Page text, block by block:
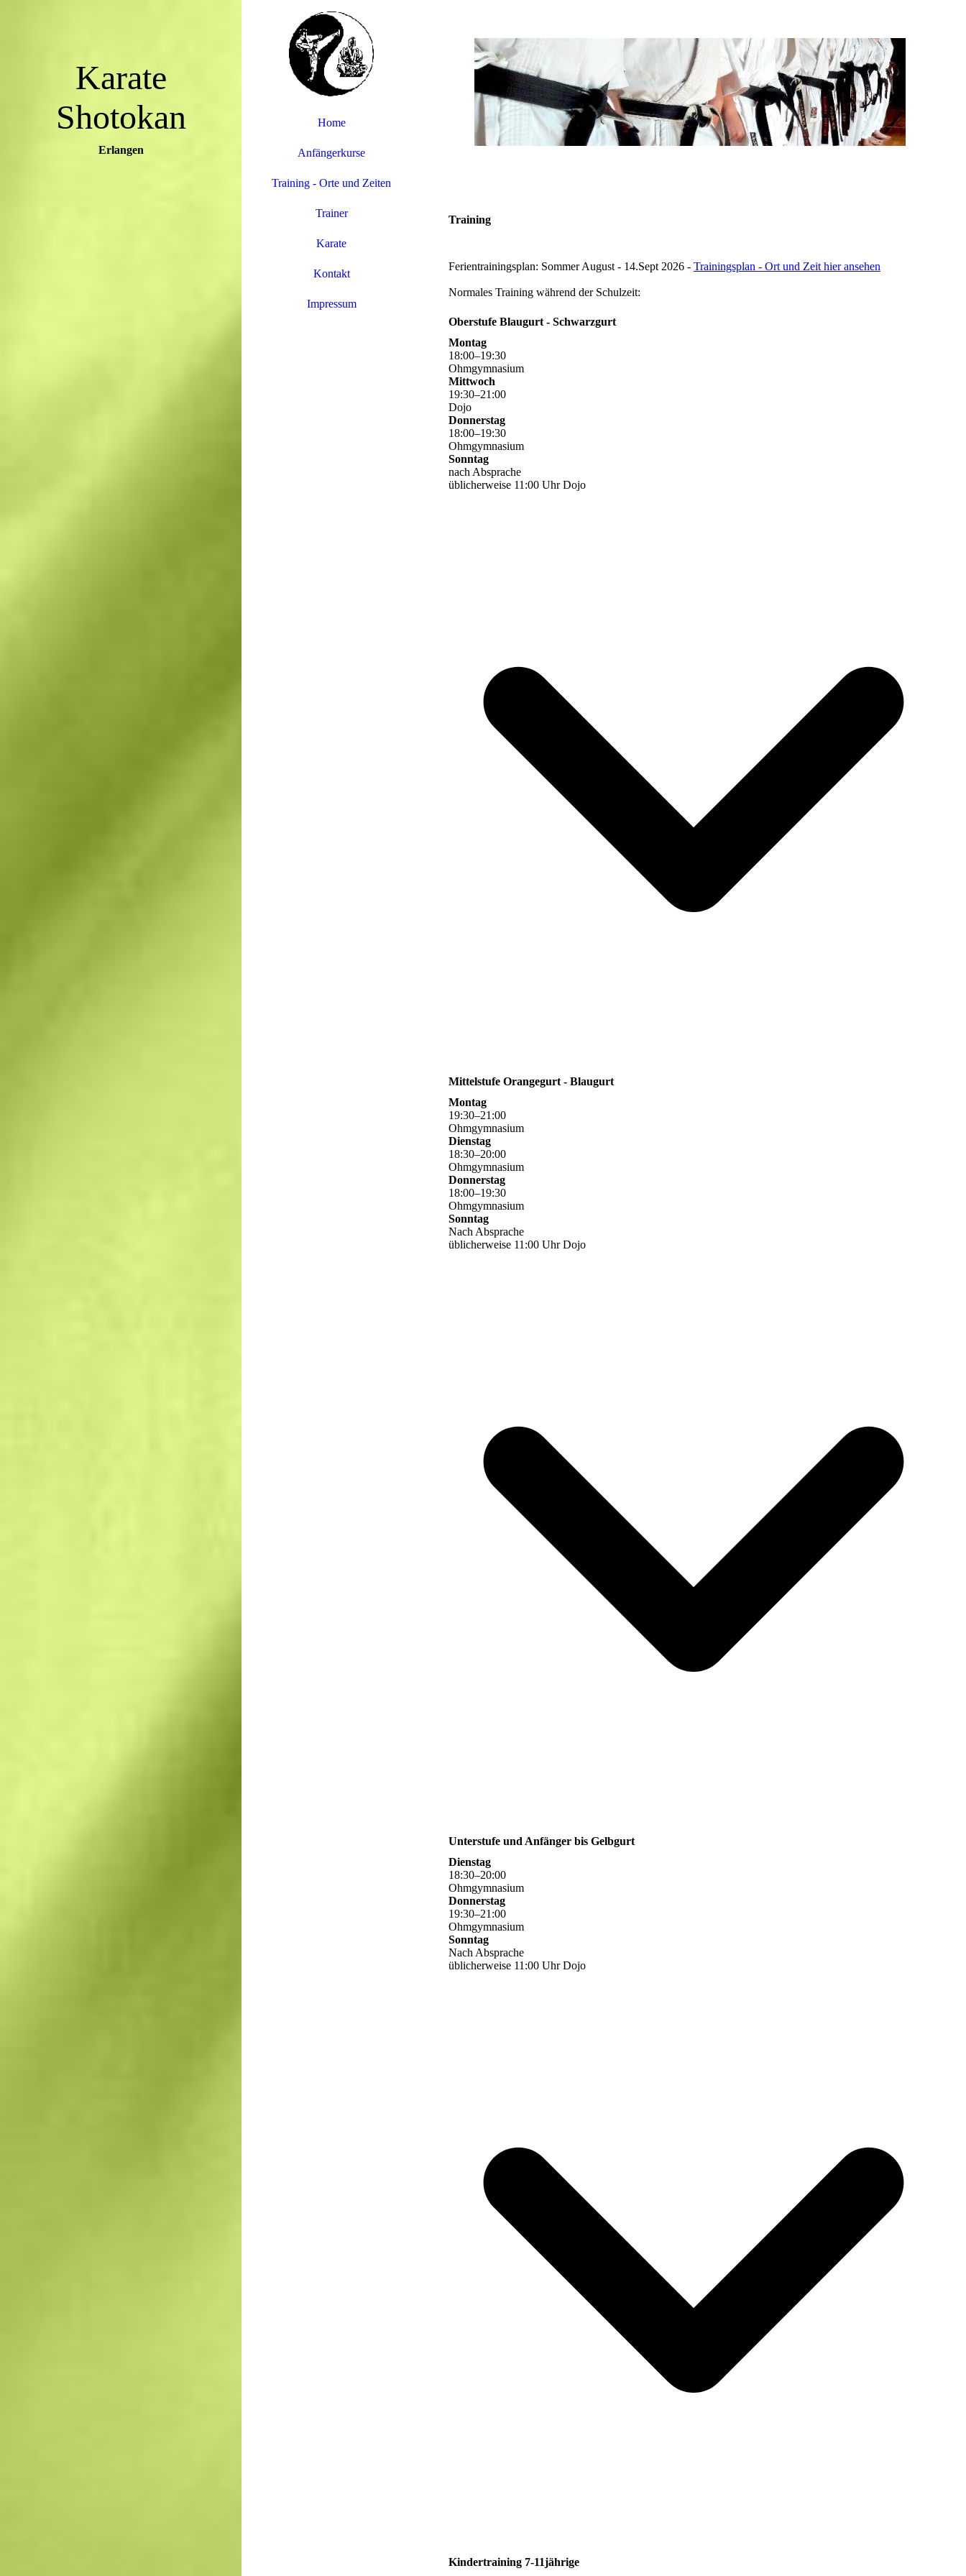
Karate
Shotokan
Erlangen
Home
Anfängerkurse
Training - Orte und Zeiten
Trainer
Karate
Kontakt
Impressum
Training
Ferientrainingsplan: Sommer August - 14.Sept 2026 - Trainingsplan - Ort und Zeit hier ansehen
Normales Training während der Schulzeit:
Oberstufe Blaugurt - Schwarzgurt
Montag
18:00–19:30
Ohmgymnasium
Mittwoch
19:30–21 :00
Dojo
Donnerstag
18:00–19:30
Ohmgymnasium
Sonntag
nach Absprache
üblicherweise 11:00 Uhr Dojo
Mittelstufe Orangegurt - Blaugurt
Montag
19:30–21 :00
Ohmgymnasium
Dienstag
18:30–20:00
Ohmgymnasium
Donnerstag
18:00–19:30
Ohmgymnasium
Sonntag
Nach Absprache
üblicherweise 11:00 Uhr Dojo
Unterstufe und Anfänger bis Gelbgurt
Dienstag
18:30–20:00
Ohmgymnasium
Donnerstag
19:30–21 :00
Ohmgymnasium
Sonntag
Nach Absprache
üblicherweise 11:00 Uhr Dojo
Kindertraining 7-11jährige